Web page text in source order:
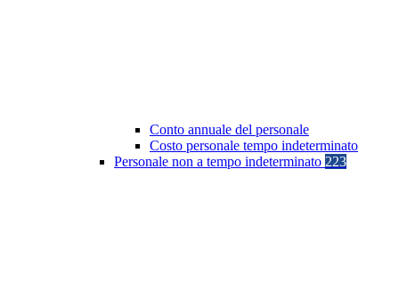
Conto annuale del personale
Costo personale tempo indeterminato
Personale non a tempo indeterminato 223